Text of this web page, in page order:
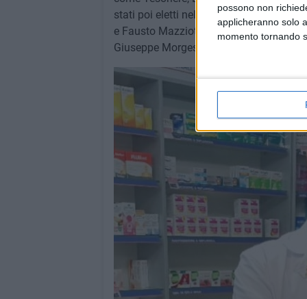
possono non
applicheranno solo
momento tornando
stati poi eletti nel Collegio dei Revisori
e Fausto Mazziotti. Al Collegio dei
Giuseppe Morgese.